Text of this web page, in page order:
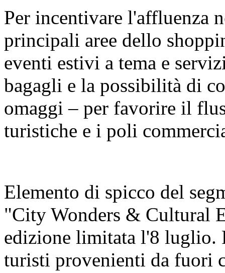
Per incentivare l'affluenza
principali aree dello
eventi estivi a tema e
bagagli e la possibilità di
omaggi – per favorire il
turistiche e i poli
Elemento di spicco del
"City Wonders & Cultural
edizione limitata l'8 luglio.
turisti provenienti da fuori